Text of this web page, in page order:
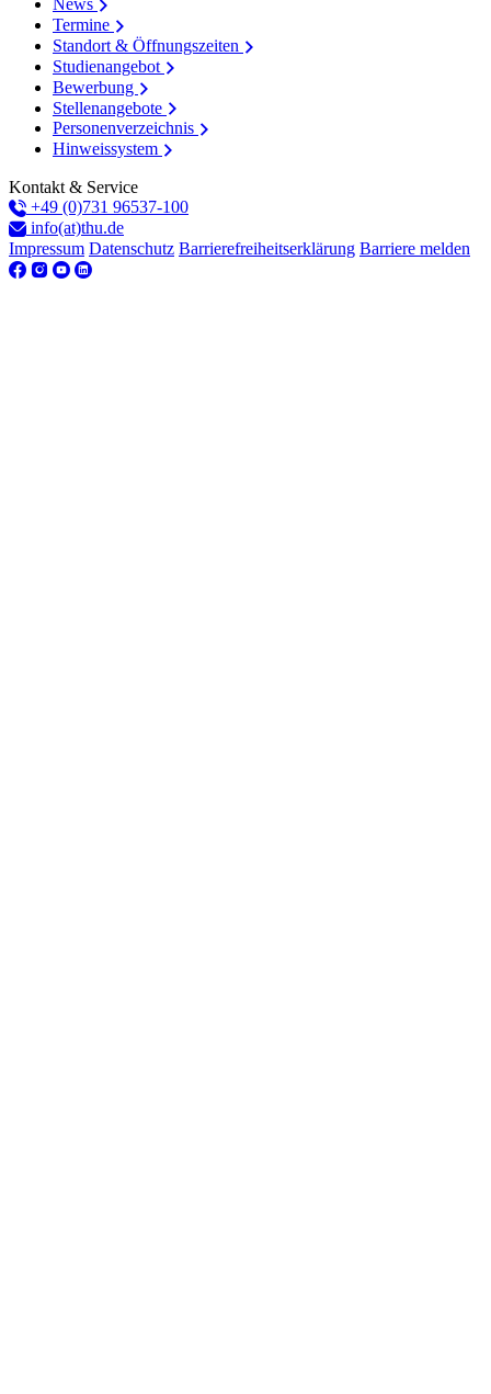
News
Termine
Standort & Öffnungszeiten
Studienangebot
Bewerbung
Stellenangebote
Personenverzeichnis
Hinweissystem
Kontakt & Service
+49 (0)731 96537-100
info(at)thu.de
Impressum Datenschutz Barrierefreiheitserklärung Barriere melden